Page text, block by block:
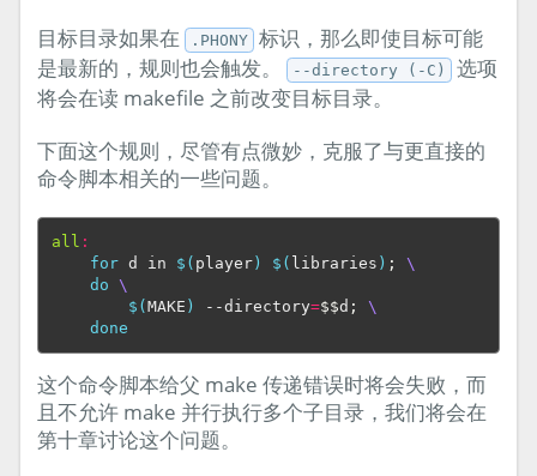
目标目录如果在
.PHONY 标识，那么即使目标可能
是最新的，规则也会触发。
--directory (-C)
选项
将会在读 makefile 之前改变目标目录。
下面这个规则，尽管有点微妙，克服了与更直接的
命令脚本相关的一些问题。
all :
for d in $( player) $( libraries ) ;
\
do
\
$(MAKE ) --directory=$$d ;
\
done
这个命令脚本给父 make 传递错误时将会失败，而
且不允许 make 并行执行多个子目录，我们将会在
第十章讨论这个问题。